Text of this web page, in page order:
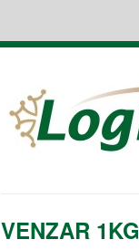
VENZAR 1KG